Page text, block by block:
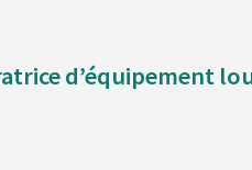
d’équipement